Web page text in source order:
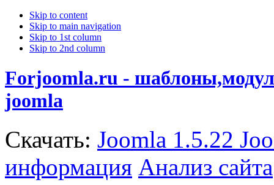
Skip to content
Skip to main navigation
Skip to 1st column
Skip to 2nd column
Forjoomla.ru -
joomla
Скачать: Joomla 1.5.22
информация Анализ сайта